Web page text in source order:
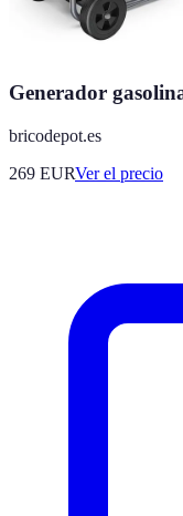
Generador
bricodepot.es
269 EURVer el precio